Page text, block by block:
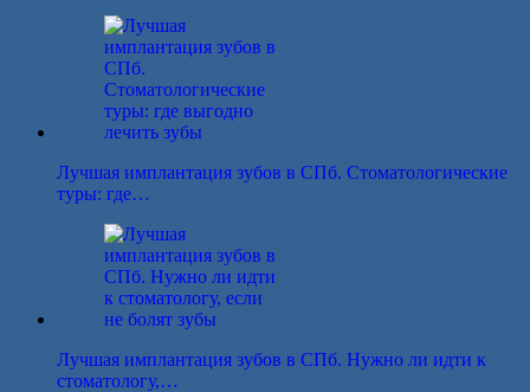
Лучшая имплантация зубов в СПб. Стоматологические
туры: где…
Лучшая имплантация зубов в СПб. Нужно ли идти к
стоматологу,…